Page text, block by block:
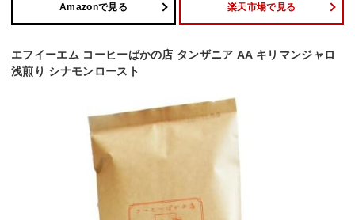
Amazonで見る 楽天市場で見る
エフイーエム コーヒーばかの店 タンザニア AA キリマンジャロ
浅煎り シナモンロースト